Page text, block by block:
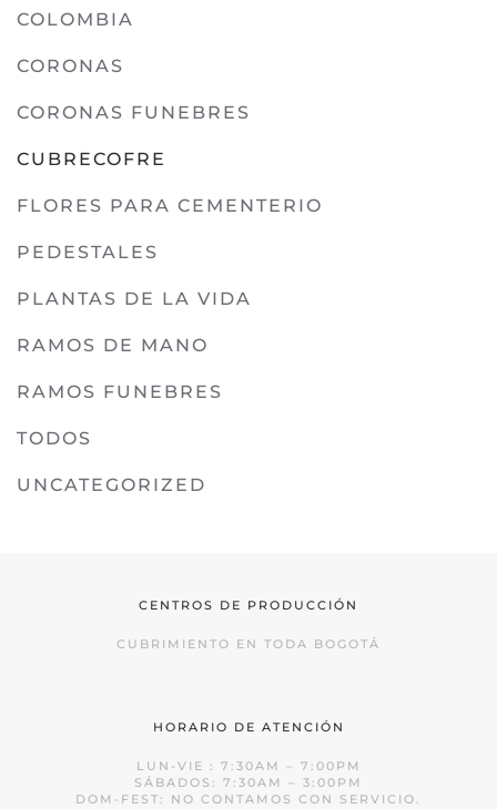
COLOMBIA
CORONAS
CORONAS FUNEBRES
CUBRECOFRE
FLORES PARA CEMENTERIO
PEDESTALES
PLANTAS DE LA VIDA
RAMOS DE MANO
RAMOS FUNEBRES
TODOS
UNCATEGORIZED
CENTROS DE PRODUCCIÓN
CUBRIMIENTO EN TODA BOGOTÁ
HORARIO DE ATENCIÓN
LUN-VIE : 7:30AM – 7:00PM
SÁBADOS: 7:30AM – 3:00PM
DOM-FEST: NO CONTAMOS CON SERVICIO.